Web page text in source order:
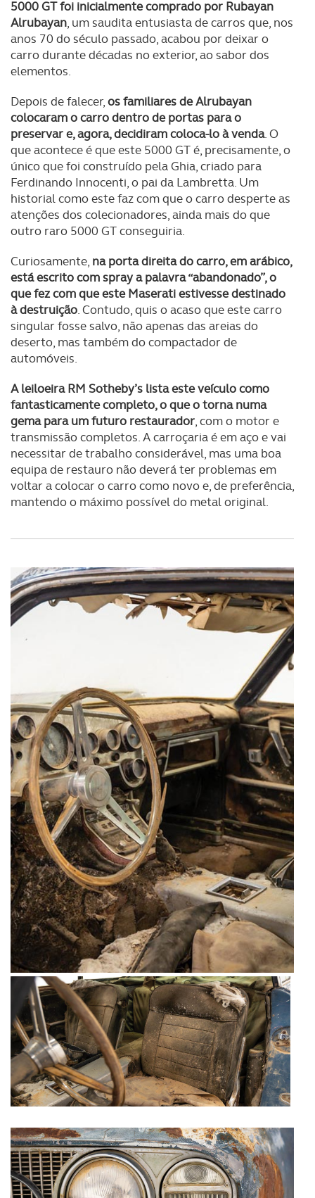
5000 GT foi inicialmente comprado por Rubayan
Alrubayan, um saudita entusiasta de carros que, nos
anos 70 do século passado, acabou por deixar o
carro durante décadas no exterior, ao sabor dos
elementos.
Depois de falecer,os familiares de Alrubayan
colocaram o carro dentro de portas para o
preservar e, agora, decidiram coloca-lo à venda. O
que acontece é que este 5000 GT é, precisamente, o
único que foi construído pela Ghia, criado para
Ferdinando Innocenti, o pai da Lambretta. Um
historial como este faz com que o carro desperte as
atenções dos colecionadores, ainda mais do que
outro raro 5000 GT conseguiria.
Curiosamente, na porta direita do carro, em arábico,
está escrito com spray a palavra “abandonado”, o
que fez com que este Maserati estivesse destinado
à destruição. Contudo, quis o acaso que este carro
singular fosse salvo, não apenas das areias do
deserto, mas também do compactador de
automóveis.
A leiloeira RM Sotheby’s lista este veículo como
fantasticamente completo, o que o torna numa
gema para um futuro restaurador, com o motor e
transmissão completos. A carroçaria é em aço e vai
necessitar de trabalho considerável, mas uma boa
equipa de restauro não deverá ter problemas em
voltar a colocar o carro como novo e, de preferência,
mantendo o máximo possível do metal original.